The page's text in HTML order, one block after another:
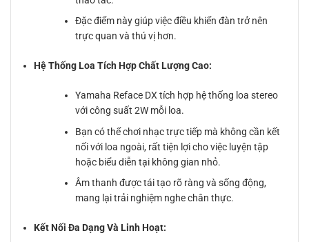
Đặc điểm này giúp việc điều khiển đàn trở nên
trực quan và thú vị hơn.
Hệ Thống Loa Tích Hợp Chất Lượng Cao:
Yamaha Reface DX tích hợp hệ thống loa stereo
với công suất 2W mỗi loa.
Bạn có thể chơi nhạc trực tiếp mà không cần kết
nối với loa ngoài, rất tiện lợi cho việc luyện tập
hoặc biểu diễn tại không gian nhỏ.
Âm thanh được tái tạo rõ ràng và sống động,
mang lại trải nghiệm nghe chân thực.
Kết Nối Đa Dạng Và Linh Hoạt: